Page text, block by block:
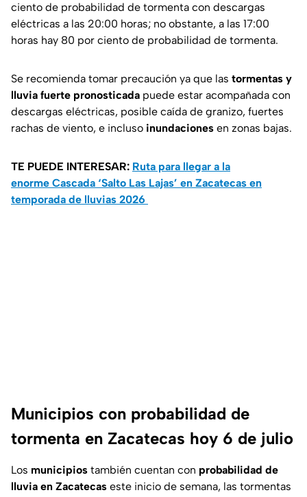
ciento de probabilidad de tormenta con descargas
eléctricas a las 20:00 horas; no obstante, a las 17:00
horas hay 80 por ciento de probabilidad de tormenta.
Se recomienda tomar precaución ya que las tormentas y
lluvia fuerte pronosticada puede estar acompañada con
descargas eléctricas, posible caída de granizo, fuertes
rachas de viento, e incluso inundaciones en zonas bajas.
TE PUEDE INTERESAR: Ruta para llegar a la
enorme Cascada ‘Salto Las Lajas’ en Zacatecas en
temporada de lluvias 2026
Municipios con probabilidad de
tormenta en Zacatecas hoy 6 de julio
Los municipios también cuentan con probabilidad de
lluvia en Zacatecas este inicio de semana, las tormentas